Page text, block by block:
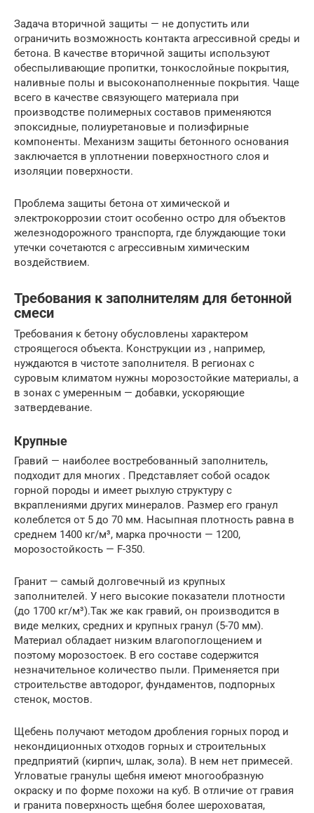
Задача вторичной защиты — не допустить или
ограничить возможность контакта агрессивной среды и
бетона. В качестве вторичной защиты используют
обеспыливающие пропитки, тонкослойные покрытия,
наливные полы и высоконаполненные покрытия. Чаще
всего в качестве связующего материала при
производстве полимерных составов применяются
эпоксидные, полиуретановые и полиэфирные
компоненты. Механизм защиты бетонного основания
заключается в уплотнении поверхностного слоя и
изоляции поверхности.
Проблема защиты бетона от химической и
электрокоррозии стоит особенно остро для объектов
железнодорожного транспорта, где блуждающие токи
утечки сочетаются с агрессивным химическим
воздействием.
Требования к заполнителям для бетонной
смеси
Требования к бетону обусловлены характером
строящегося объекта. Конструкции из , например,
нуждаются в чистоте заполнителя. В регионах с
суровым климатом нужны морозостойкие материалы, а
в зонах с умеренным — добавки, ускоряющие
затвердевание.
Крупные
Гравий — наиболее востребованный заполнитель,
подходит для многих . Представляет собой осадок
горной породы и имеет рыхлую структуру с
вкраплениями других минералов. Размер его гранул
колеблется от 5 до 70 мм. Насыпная плотность равна в
среднем 1400 кг/м³, марка прочности — 1200,
морозостойкость — F-350.
Гранит — самый долговечный из крупных
заполнителей. У него высокие показатели плотности
(до 1700 кг/м³).Так же как гравий, он производится в
виде мелких, средних и крупных гранул (5-70 мм).
Материал обладает низким влагопоглощением и
поэтому морозостоек. В его составе содержится
незначительное количество пыли. Применяется при
строительстве автодорог, фундаментов, подпорных
стенок, мостов.
Щебень получают методом дробления горных пород и
некондиционных отходов горных и строительных
предприятий (кирпич, шлак, зола). В нем нет примесей.
Угловатые гранулы щебня имеют многообразную
окраску и по форме похожи на куб. В отличие от гравия
и гранита поверхность щебня более шероховатая,